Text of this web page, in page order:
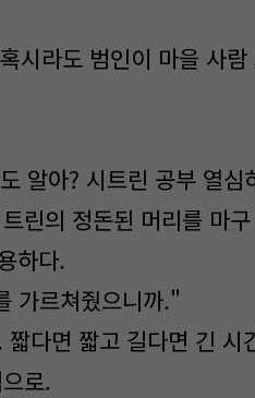
시라도 범인이 마을 사
알아? 시트린 공부 열심
린의 정돈된 머리를 마
하다.
르쳐줬으니까."
다면 짧고 길다면 긴 시
로.